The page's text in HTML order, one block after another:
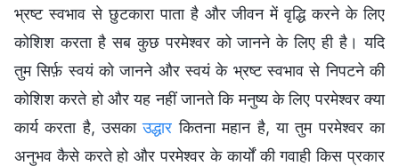
भ्रष्ट स्वभाव से छुटकारा पाता है और जीवन में वृद्धि करने के लिए
कोशिश करता है सब कुछ परमेश्वर को जानने के लिए ही है। यदि
तुम सिर्फ़ स्वयं को जानने और स्वयं के भ्रष्ट स्वभाव से निपटने की
कोशिश करते हो और यह नहीं जानते कि मनुष्य के लिए परमेश्वर क्या
कार्य करता है, उसकाउद्धार कितना महान है, या तुम परमेश्वर का
अनुभव कैसे करते हो और परमेश्वर के कार्यों की गवाही किस प्रकार